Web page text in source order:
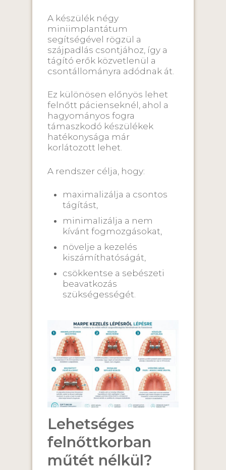
A készülék négy
miniimplantátum
segítségével rögzül a
szájpadlás csontjához, így a
tágító erők közvetlenül a
csontállományra adódnak át.
Ez különösen előnyös lehet
felnőtt pácienseknél, ahol a
hagyományos fogra
támaszkodó készülékek
hatékonysága már
korlátozott lehet.
A rendszer célja, hogy:
maximalizálja a csontos
tágítást,
minimalizálja a nem
kívánt fogmozgásokat,
növelje a kezelés
kiszámíthatóságát,
csökkentse a sebészeti
beavatkozás
szükségességét.
Lehetséges
felnőttkorban
műtét nélkül?